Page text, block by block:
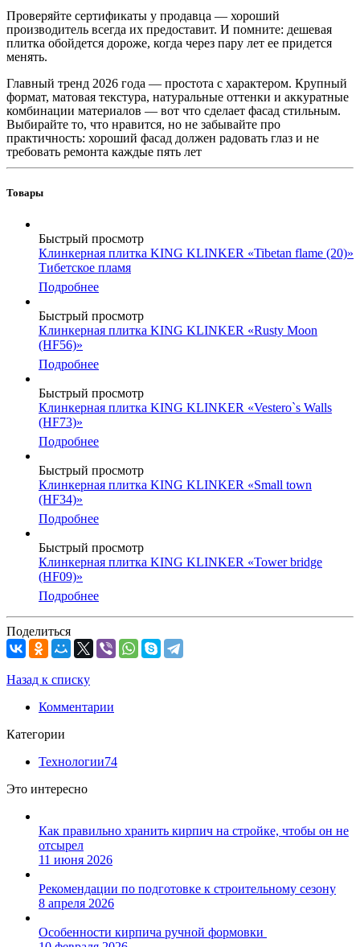
Проверяйте сертификаты у продавца — хороший
производитель всегда их предоставит. И помните: дешевая
плитка обойдется дороже, когда через пару лет ее придется
менять.
Главный тренд 2026 года — простота с характером. Крупный
формат, матовая текстура, натуральные оттенки и аккуратные
комбинации материалов — вот что сделает фасад стильным.
Выбирайте то, что нравится, но не забывайте про
практичность: хороший фасад должен радовать глаз и не
требовать ремонта каждые пять лет
Товары
Быстрый просмотр
Клинкерная плитка KING KLINKER «Tibetan flame (20)»
Тибетское пламя
Подробнее
Быстрый просмотр
Клинкерная плитка KING KLINKER «Rusty Moon
(HF56)»
Подробнее
Быстрый просмотр
Клинкерная плитка KING KLINKER «Vestero`s Walls
(HF73)»
Подробнее
Быстрый просмотр
Клинкерная плитка KING KLINKER «Small town
(HF34)»
Подробнее
Быстрый просмотр
Клинкерная плитка KING KLINKER «Tower bridge
(HF09)»
Подробнее
Поделиться
Назад к списку
Комментарии
Категории
Технологии74
Это интересно
Как правильно хранить кирпич на стройке, чтобы он не
отсырел
11 июня 2026
Рекомендации по подготовке к строительному сезону
8 апреля 2026
Особенности кирпича ручной формовки